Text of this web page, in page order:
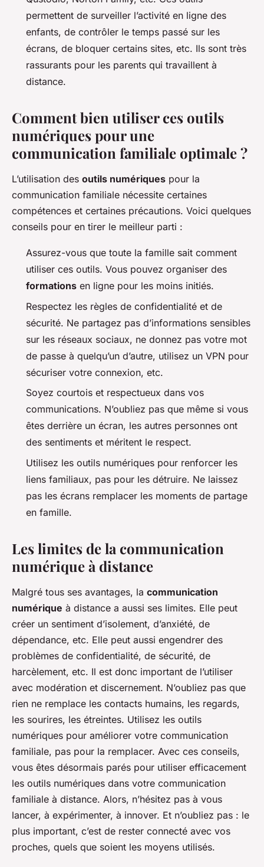
permettent de surveiller l’activité en ligne des
enfants, de contrôler le temps passé sur les
écrans, de bloquer certains sites, etc. Ils sont très
rassurants pour les parents qui travaillent à
distance.
Comment bien utiliser ces outils
numériques pour une
communication familiale optimale ?
L’utilisation des outils numériques pour la
communication familiale nécessite certaines
compétences et certaines précautions. Voici quelques
conseils pour en tirer le meilleur parti :
Assurez-vous que toute la famille sait comment
utiliser ces outils. Vous pouvez organiser des
formations en ligne pour les moins initiés.
Respectez les règles de confidentialité et de
sécurité. Ne partagez pas d’informations sensibles
sur les réseaux sociaux, ne donnez pas votre mot
de passe à quelqu’un d’autre, utilisez un VPN pour
sécuriser votre connexion, etc.
Soyez courtois et respectueux dans vos
communications. N’oubliez pas que même si vous
êtes derrière un écran, les autres personnes ont
des sentiments et méritent le respect.
Utilisez les outils numériques pour renforcer les
liens familiaux, pas pour les détruire. Ne laissez
pas les écrans remplacer les moments de partage
en famille.
Les limites de la communication
numérique à distance
Malgré tous ses avantages, la communication
numérique à distance a aussi ses limites. Elle peut
créer un sentiment d’isolement, d’anxiété, de
dépendance, etc. Elle peut aussi engendrer des
problèmes de confidentialité, de sécurité, de
harcèlement, etc. Il est donc important de l’utiliser
avec modération et discernement. N’oubliez pas que
rien ne remplace les contacts humains, les regards,
les sourires, les étreintes. Utilisez les outils
numériques pour améliorer votre communication
familiale, pas pour la remplacer. Avec ces conseils,
vous êtes désormais parés pour utiliser efficacement
les outils numériques dans votre communication
familiale à distance. Alors, n’hésitez pas à vous
lancer, à expérimenter, à innover. Et n’oubliez pas : le
plus important, c’est de rester connecté avec vos
proches, quels que soient les moyens utilisés.